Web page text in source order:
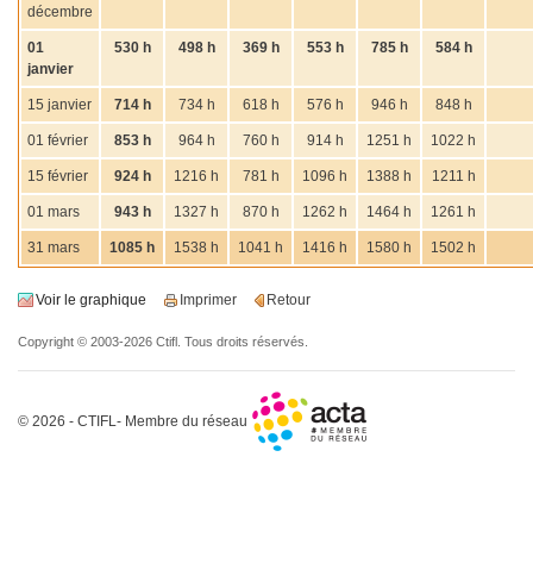
décembre
01
janvier
530 h 498 h 369 h 553 h 785 h 584 h
15 janvier 714 h 734 h 618 h 576 h 946 h 848 h
01 février 853 h 964 h 760 h 914 h 1251 h 1022 h
15 février 924 h 1216 h 781 h 1096 h 1388 h 1211 h
01 mars 943 h 1327 h 870 h 1262 h 1464 h 1261 h
31 mars 1085 h 1538 h 1041 h 1416 h 1580 h 1502 h
Voir le graphique Imprimer Retour
Copyright © 2003-2026 Ctifl. Tous droits réservés.
© 2026 - CTIFL- Membre du réseau